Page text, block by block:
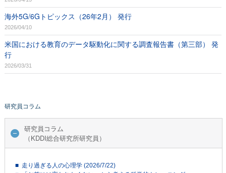
海外5G/6Gトピックス（26年2月） 発行
2026/04/10
米国における教育のデータ駆動化に関する調査報告書（第三部） 発
行
2026/03/31
研究員コラム
研究員コラム
（KDDI総合研究所研究員）
■ 走り過ぎる人の心理学 (2026/7/22)